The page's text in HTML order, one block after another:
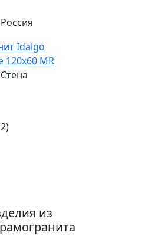
Россия
Idalgo
120x60 MR
)
из